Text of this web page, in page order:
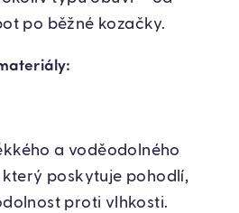
po běžné kozačky.
a voděodolného
který poskytuje pohodlí,
proti vlhkosti.